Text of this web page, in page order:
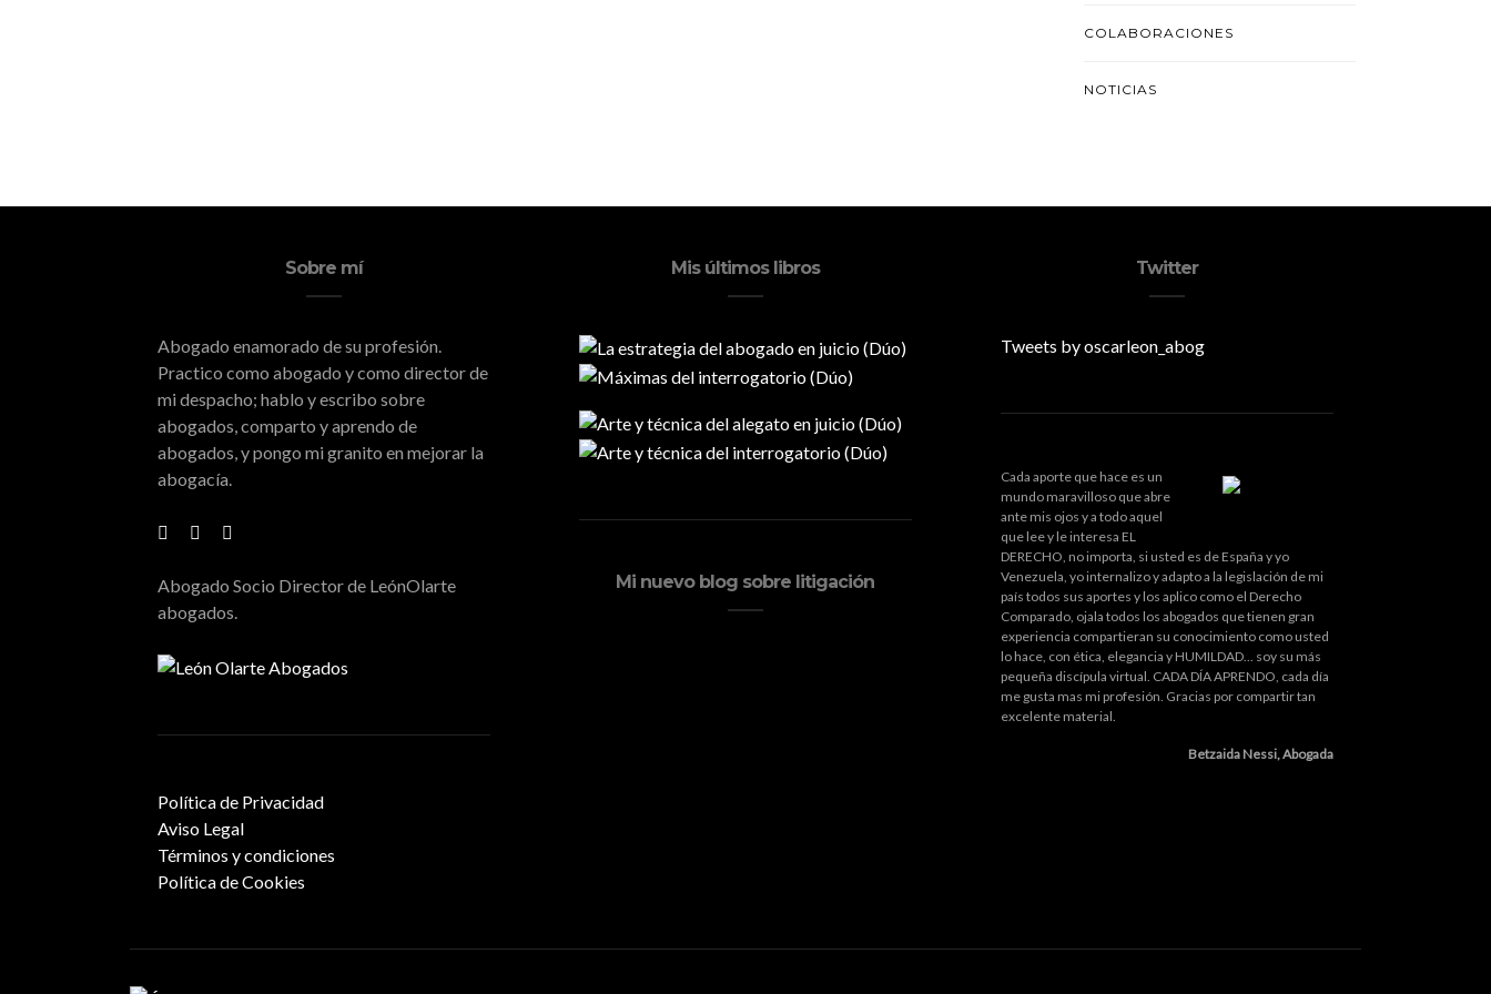
COLABORACIONES
NOTICIAS
Sobre mí
Abogado enamorado de su profesión.
Practico como abogado y como director de
mi despacho; hablo y escribo sobre
abogados, comparto y aprendo de
abogados, y pongo mi granito en mejorar la
abogacía.
Abogado Socio Director de LeónOlarte
abogados.
Política de Privacidad
Aviso Legal
Términos y condiciones
Política de Cookies
Mis últimos libros
Mi nuevo blog sobre litigación
Twitter
Tweets by oscarleon_abog
Cada aporte que hace es un
mundo maravilloso que abre
ante mis ojos y a todo aquel
que lee y le interesa EL
DERECHO, no importa, si usted es de España y yo
Venezuela, yo internalizo y adapto a la legislación de mi
país todos sus aportes y los aplico como el Derecho
Comparado, ojala todos los abogados que tienen gran
experiencia compartieran su conocimiento como usted
lo hace, con ética, elegancia y HUMILDAD... soy su más
pequeña discípula virtual. CADA DÍA APRENDO, cada día
me gusta mas mi profesión. Gracias por compartir tan
excelente material.
Betzaida Nessi, Abogada